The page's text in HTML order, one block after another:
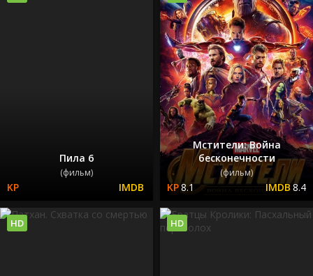
Пила 6
(фильм)
Мстители: Война
бесконечности
(фильм)
8.1 8.4
HD HD